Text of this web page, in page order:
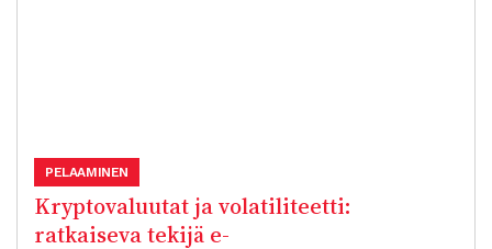
Kryptovaluutat ja volatiliteetti:
ratkaiseva tekijä e-
PELAAMINEN